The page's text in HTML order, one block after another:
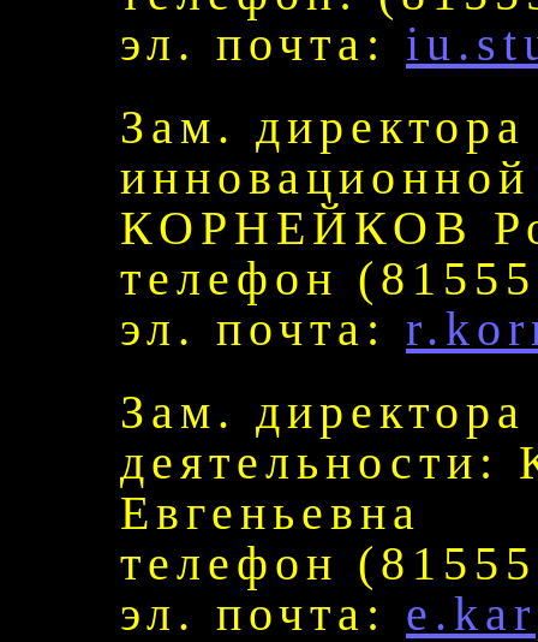
эл. почта:
Зам.
КОРНЕЙКОВ
телефон
эл. почта:
Зам.
Евгеньевна
телефон
эл. почта: